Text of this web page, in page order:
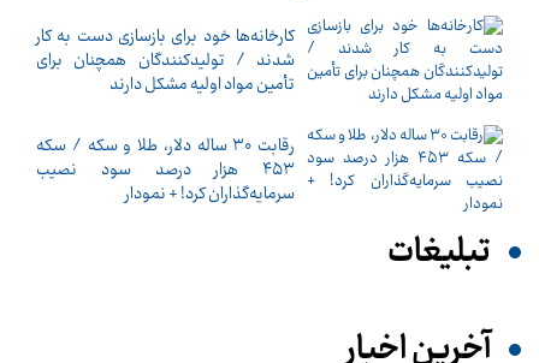
کارخانه‌ها خود برای بازسازی دست به کار
شدند / تولیدکنندگان همچنان برای
تأمین مواد اولیه مشکل دارند
رقابت ۳۰ ساله دلار، طلا و سکه / سکه
۴۵۳ هزار درصد سود نصیب
سرمایه‌گذاران کرد! + نمودار
تبلیغات
آخرین اخبار